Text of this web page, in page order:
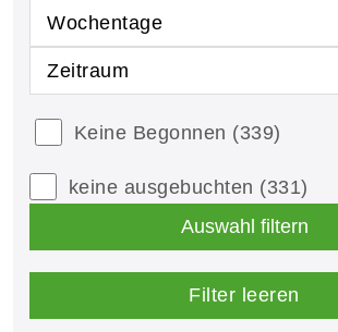
Wochentage
Zeitraum
Keine Begonnen (339)
keine ausgebuchten (331)
Auswahl filtern
Filter leeren